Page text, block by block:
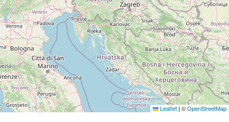
Leaflet | ©OpenStreetMap